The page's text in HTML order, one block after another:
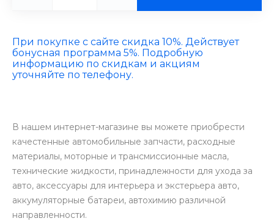
При покупке с сайте скидка 10%. Действует
бонусная программа 5%. Подробную
информацию по скидкам и акциям
уточняйте по телефону.
В нашем интернет-магазине вы можете приобрести
качестенные автомобильные запчасти, расходные
материалы, моторные и трансмиссионные масла,
технические жидкости, принадлежности для ухода за
авто, аксессуары для интерьера и экстерьера авто,
аккумуляторные батареи, автохимию различной
направленности.